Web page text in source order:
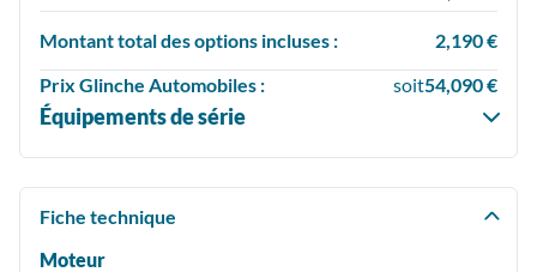
Montant total des options incluses :
2,190 €
Prix Glinche Automobiles : soit54,090 €
Équipements de série
Fiche technique
Moteur